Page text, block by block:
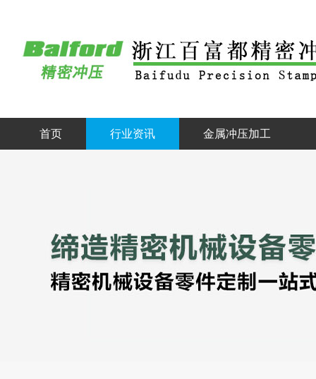
首页 行业资讯 金属冲压加工